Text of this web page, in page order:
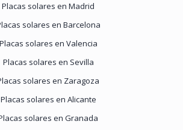
Placas solares en Madrid
solares en Barcelona
Placas solares en Valencia
Placas solares en Sevilla
solares en Zaragoza
Placas solares en Alicante
solares en Granada